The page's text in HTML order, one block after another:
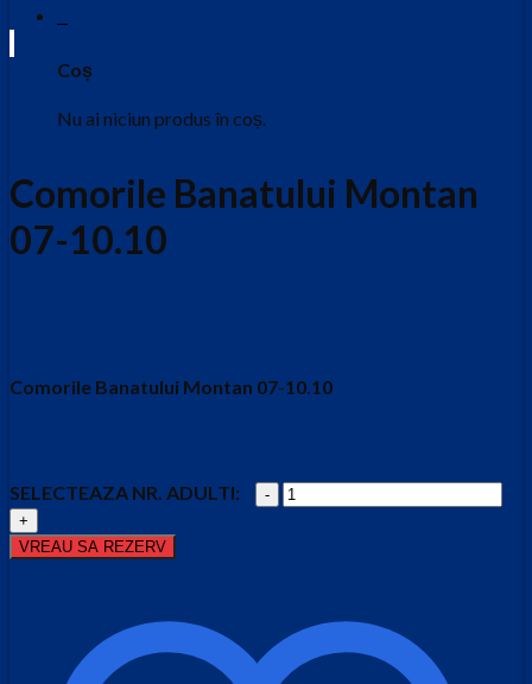
Coș
Nu ai niciun produs în coș.
Comorile Banatului Montan
07-10.10
Comorile Banatului Montan 07-10.10
Cantitate
Comorile
VREAU SA REZERV